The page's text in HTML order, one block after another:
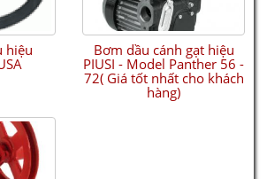
hiệu
Bơm dầu cánh gạt hiệu
PIUSI - Model Panther 56 -
72( Giá tốt nhất cho khách
hàng)